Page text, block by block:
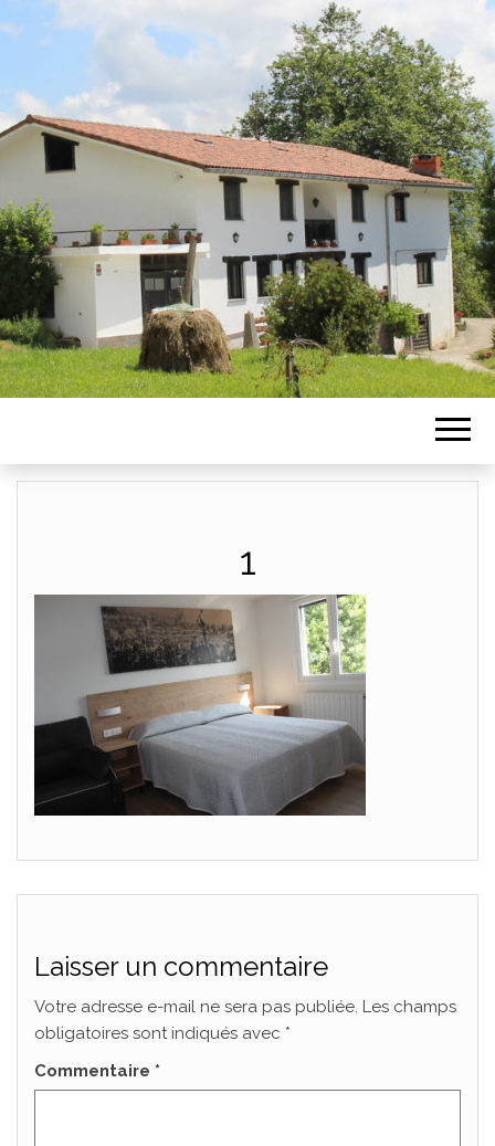
1
Laisser un commentaire
Votre adresse e-mail ne sera pas publiée. Les champs
obligatoires sont indiqués avec *
Commentaire *